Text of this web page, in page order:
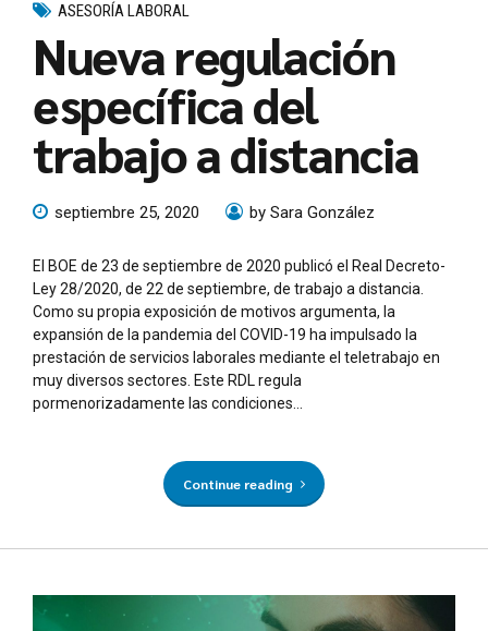
ASESORÍA LABORAL
Nueva regulación
específica del
trabajo a distancia
septiembre 25, 2020 by Sara González
El BOE de 23 de septiembre de 2020 publicó el Real Decreto-
Ley 28/2020, de 22 de septiembre, de trabajo a distancia.
Como su propia exposición de motivos argumenta, la
expansión de la pandemia del COVID-19 ha impulsado la
prestación de servicios laborales mediante el teletrabajo en
muy diversos sectores. Este RDL regula
pormenorizadamente las condiciones...
Continue reading